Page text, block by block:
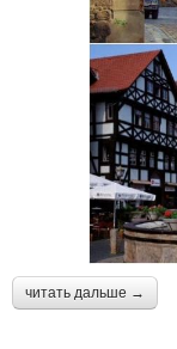
читать дальше →